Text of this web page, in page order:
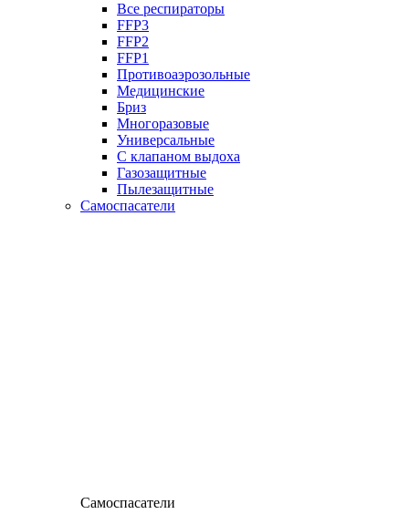
Все респираторы
FFP3
FFP2
FFP1
Противоаэрозольные
Медицинские
Бриз
Многоразовые
Универсальные
С клапаном выдоха
Газозащитные
Пылезащитные
Самоспасатели
Самоспасатели